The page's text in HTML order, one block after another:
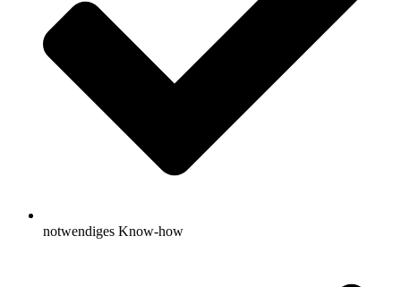
notwendiges Know-how